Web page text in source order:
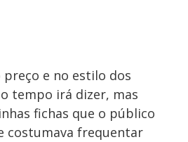
e no estilo dos
tempo irá dizer, mas
fichas que o público
costumava frequentar